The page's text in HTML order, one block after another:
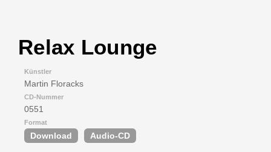
Relax Lounge
Künstler
Martin Floracks
CD-Nummer
0551
Format
Download Audio-CD